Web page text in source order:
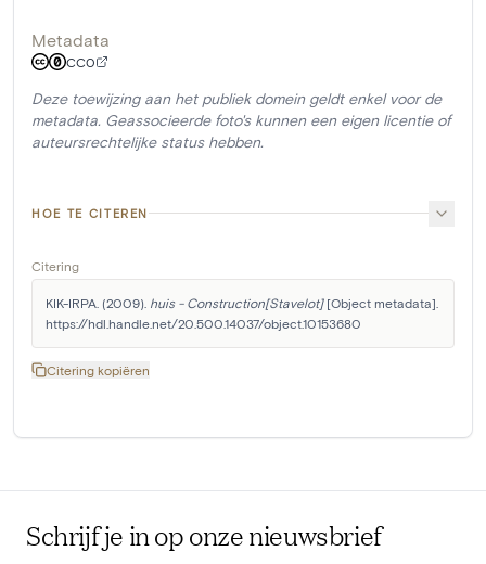
Metadata
CC0
Deze toewijzing aan het publiek domein geldt enkel voor de
metadata. Geassocieerde foto's kunnen een eigen licentie of
auteursrechtelijke status hebben.
HOE TE CITEREN
Citering
KIK-IRPA. (2009). huis - Construction[Stavelot] [Object metadata].
https://hdl.handle.net/20.500.14037/object.10153680
Citering kopiëren
Schrijf je in op onze nieuwsbrief